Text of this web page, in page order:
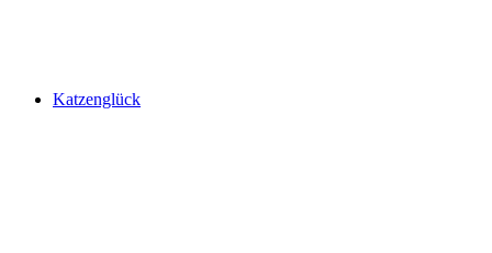
Katzenglück